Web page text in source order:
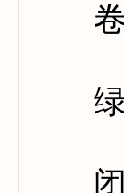
卷
绿
闭